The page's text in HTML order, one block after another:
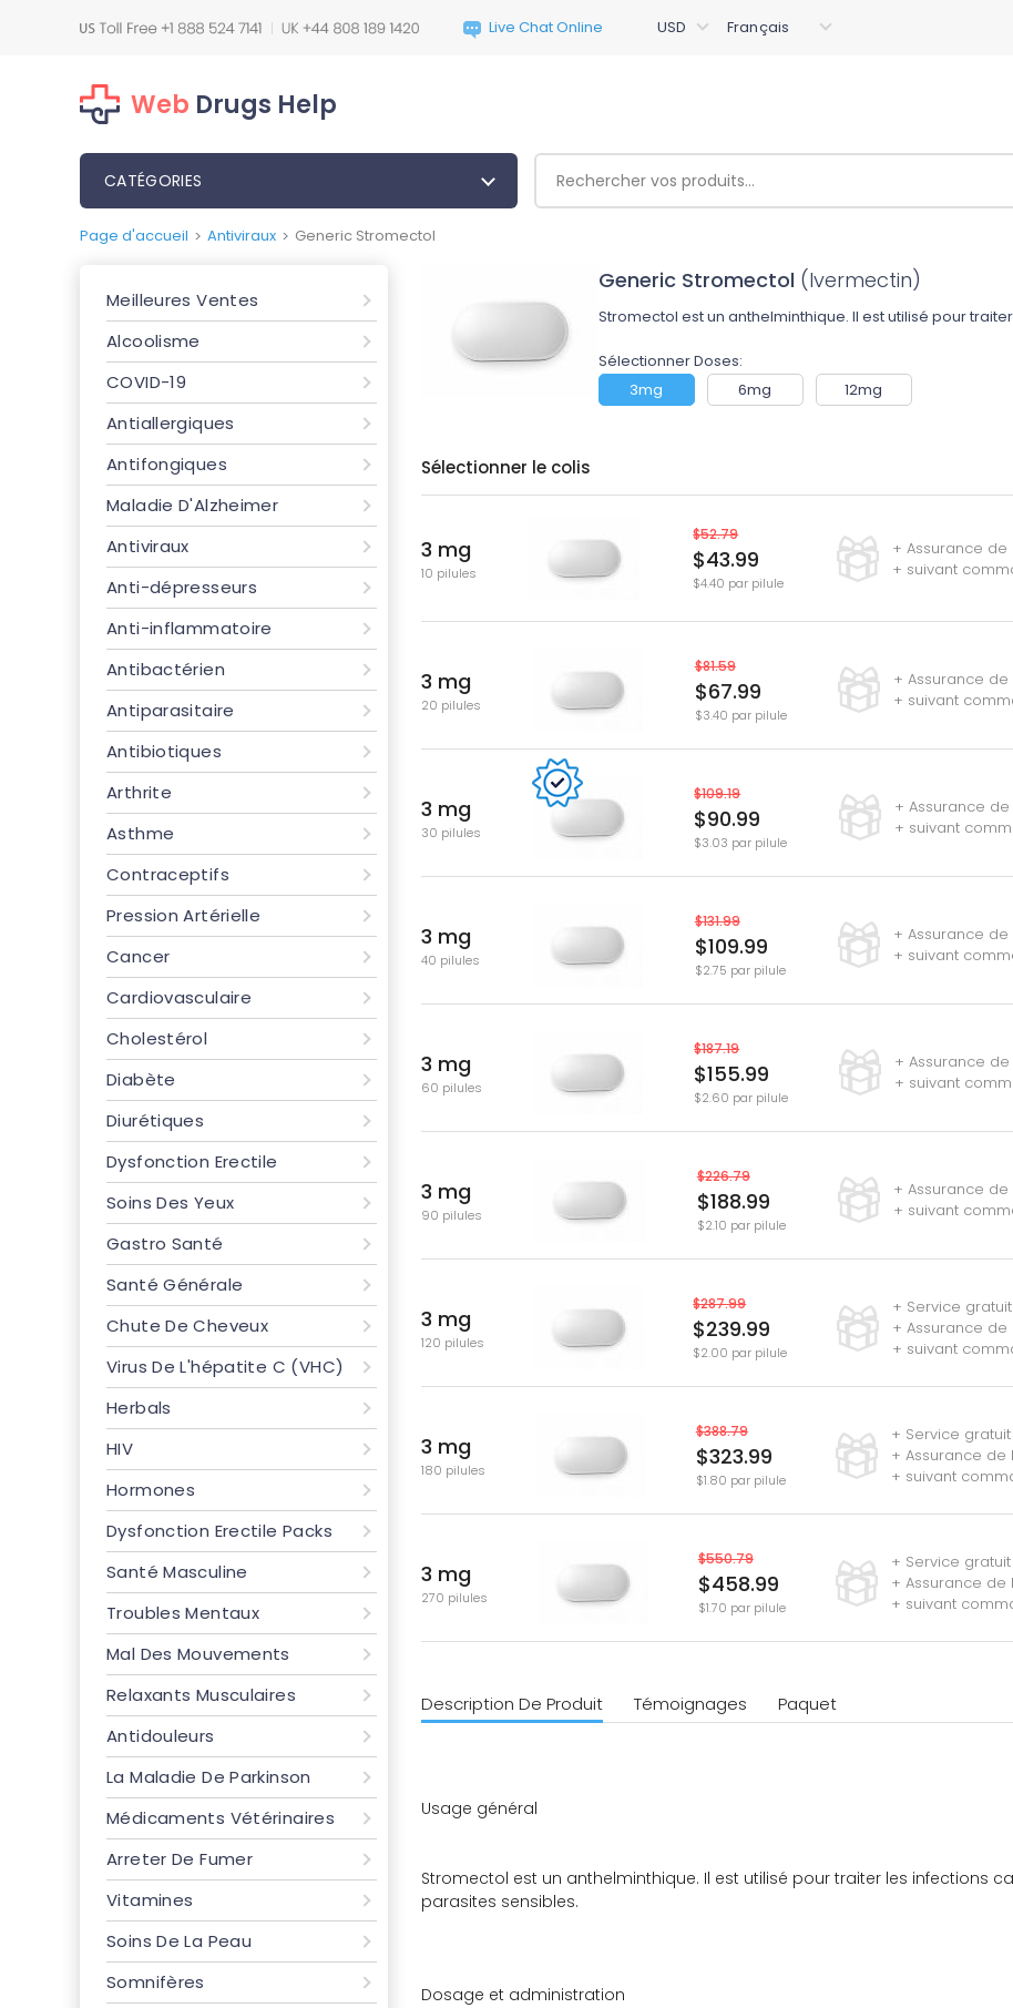
Web Drugs Help
CATÉGORIES
Page d'accueil > Antiviraux > Generic Stromectol
Meilleures Ventes
Alcoolisme
COVID-19
Antiallergiques
Antifongiques
Maladie D'Alzheimer
Antiviraux
Anti-dépresseurs
Anti-inflammatoire
Antibactérien
Antiparasitaire
Antibiotiques
Arthrite
Asthme
Contraceptifs
Pression Artérielle
Cancer
Cardiovasculaire
Cholestérol
Diabète
Diurétiques
Dysfonction Erectile
Soins Des Yeux
Gastro Santé
Santé Générale
Chute De Cheveux
Virus De L'hépatite C (VHC)
Herbals
HIV
Hormones
Dysfonction Erectile Packs
Santé Masculine
Troubles Mentaux
Mal Des Mouvements
Relaxants Musculaires
Antidouleurs
La Maladie De Parkinson
Médicaments Vétérinaires
Arreter De Fumer
Vitamines
Soins De La Peau
Somnifères
Generic Stromectol (Ivermectin)
Stromectol est un anthelminthique. Il est utilisé pour
Sélectionner Doses:
3mg
6mg 12mg
Sélectionner le colis
3 mg
10 pilules
+ Assurance
+ suivant
$52.79
$43.99
$4.40 par pilule
3 mg
20 pilules
+ Assurance
+ suivant
$81.59
$67.99
$3.40 par pilule
3 mg
30 pilules
+ Assurance
+ suivant
$109.19
$90.99
$3.03 par pilule
3 mg
40 pilules
+ Assurance
+ suivant
$131.99
$109.99
$2.75 par pilule
3 mg
60 pilules
+ Assurance
+ suivant
$187.19
$155.99
$2.60 par pilule
3 mg
90 pilules
+ Assurance
+ suivant
$226.79
$188.99
$2.10 par pilule
3 mg
120 pilules
+ Service
+ Assurance
+ suivant
$287.99
$239.99
$2.00 par pilule
3 mg
180 pilules
+ Service
+ Assurance de
+ suivant
$388.79
$323.99
$1.80 par pilule
3 mg
270 pilules
+ Service
+ Assurance de
+ suivant
$550.79
$458.99
$1.70 par pilule
Description De Produit Témoignages Paquet
Usage général
Stromectol est un anthelminthique. Il est utilisé pour traiter les infections
parasites sensibles.
Dosage et administration